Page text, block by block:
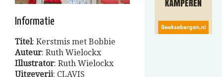
Informatie
Titel: Kerstmis met Bobbie
Auteur: Ruth Wielockx
Illustrator: Ruth Wielockx
Uitgeverij: CLAVIS